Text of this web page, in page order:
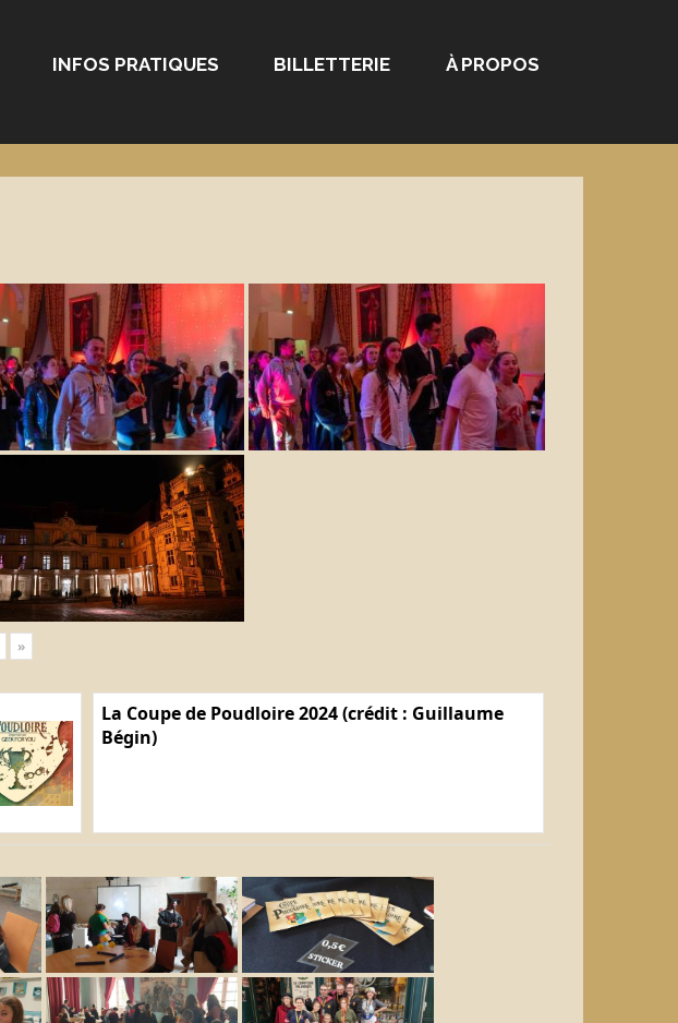
INFOS PRATIQUES BILLETTERIE À PROPOS
»
La Coupe de Poudloire 2024 (crédit : Guillaume
Bégin)